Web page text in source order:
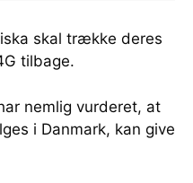
skal trække deres
tilbage.
nemlig vurderet, at
i Danmark, kan give